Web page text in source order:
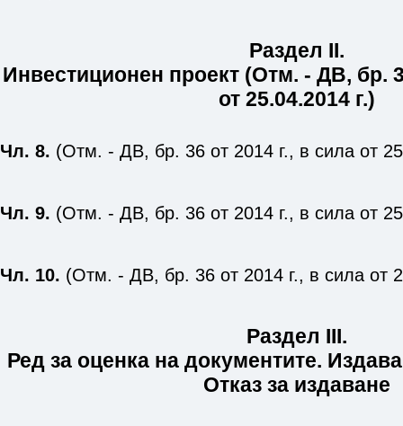
Раздел II.
Инвестиционен проект (Отм. - ДВ, бр.
от 25.04.2014 г.)
Чл. 8. (Отм. - ДВ, бр. 36 от 2014 г., в сила от
Чл. 9. (Отм. - ДВ, бр. 36 от 2014 г., в сила от
Чл. 10. (Отм. - ДВ, бр. 36 от 2014 г., в сила от
Раздел III.
Ред за оценка на документите.
Отказ за издаване